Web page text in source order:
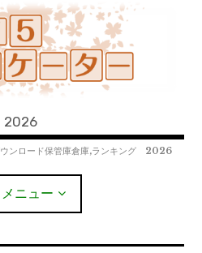
2026
ンロード保管庫倉庫,ランキング 2026
メニュー